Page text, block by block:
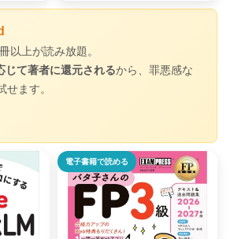
以上が読み放題。
じて著者に還元されるから、罪悪感な
せます。
電子書籍で読める